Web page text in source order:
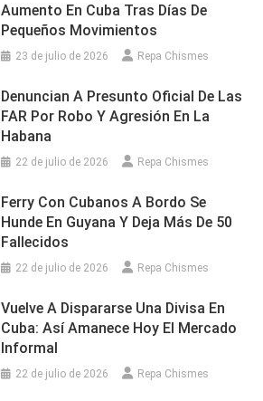
Aumento En Cuba Tras Días De
Pequeños Movimientos
23 de julio de 2026 Repa Chismes
Denuncian A Presunto Oficial De Las
FAR Por Robo Y Agresión En La
Habana
22 de julio de 2026 Repa Chismes
Ferry Con Cubanos A Bordo Se
Hunde En Guyana Y Deja Más De 50
Fallecidos
22 de julio de 2026 Repa Chismes
Vuelve A Dispararse Una Divisa En
Cuba: Así Amanece Hoy El Mercado
Informal
22 de julio de 2026 Repa Chismes